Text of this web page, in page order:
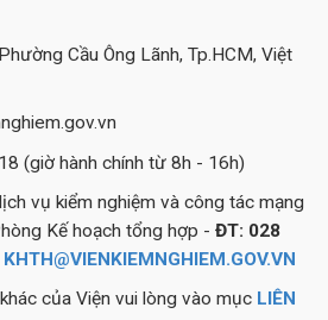
Cầu Ông Lãnh, Tp.HCM, Việt
(giờ hành chính từ 8h - 16h)
vụ kiểm nghiệm và công tác mạng
Kế hoạch tổng hợp - ĐT: 028
KHTH@VIENKIEMNGHIEM.GOV.VN
của Viện vui lòng vào mục LIÊN